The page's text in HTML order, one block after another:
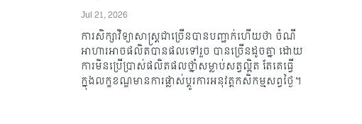
Jul 21, 2026
ការសិក្សាវិទ្យាសាស្រ្តជាច្រើនបានបញ្ជាក់ហើយថា ចំណី
អាហារអាចផលិតបានផលទៅរួច បានច្រើនដូចគ្នា ដោយ
ការ​មិនប្រើប្រាស់ផលិតផលថ្នាំសម្លាប់​សត្វល្អិត តែគេធ្វើ
ក្នុងលក្ខខណ្ឌ​មានការផ្លាស់ប្តូរការអនុវត្តកសិកម្មសព្វថ្ងៃ។